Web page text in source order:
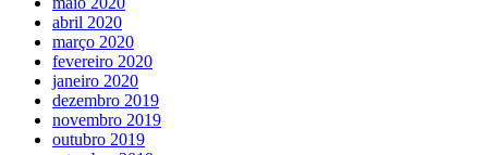
abril 2020
março 2020
fevereiro 2020
janeiro 2020
dezembro 2019
novembro 2019
outubro 2019